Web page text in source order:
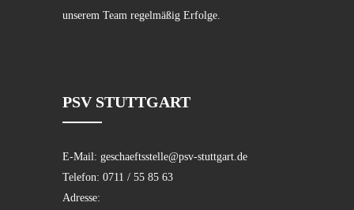
unserem Team regelmäßig Erfolge.
PSV STUTTGART
E-Mail: geschaeftsstelle@psv-stuttgart.de
Telefon: 0711 / 55 85 63
Adresse: